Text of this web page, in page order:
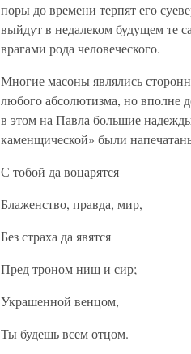
поры до времени терпят его
выйдут в недалеком будущем те
врагами рода человеческого.
Многие масоны являлись
любого абсолютизма, но вполне
в этом на Павла большие
каменщической» были
С тобой да воцарятся
Блаженство, правда, мир,
Без страха да явятся
Пред троном нищ и сир;
Украшенной венцом,
Ты будешь всем отцом.